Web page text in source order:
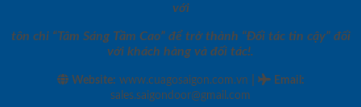
với
tôn chỉ “Tâm Sáng Tầm Cao” để trở thành “Đối tác tin cậy” đối
với khách hàng và đối tác!.
Website: www.cuagosaigon.com.vn Email :
sales.saigondoor@gmail.com